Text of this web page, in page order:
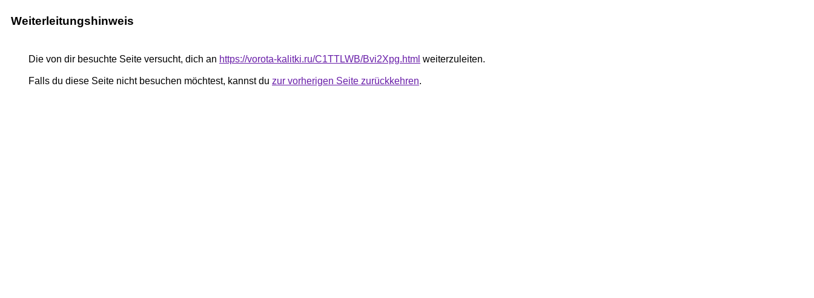
Weiterleitungshinweis
Die von dir besuchte Seite versucht, dich an https://vorota-kalitki.ru/C1TTLWB/Bvi2Xpg.html weiterzuleiten.
Falls du diese Seite nicht besuchen möchtest, kannst du zur vorherigen Seite zurückkehren.